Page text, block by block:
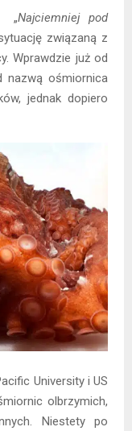
„Najciemniej pod
związaną z
Wprawdzie już od
nazwą ośmiornica
jednak dopiero
University i US
olbrzymich,
Niestety po